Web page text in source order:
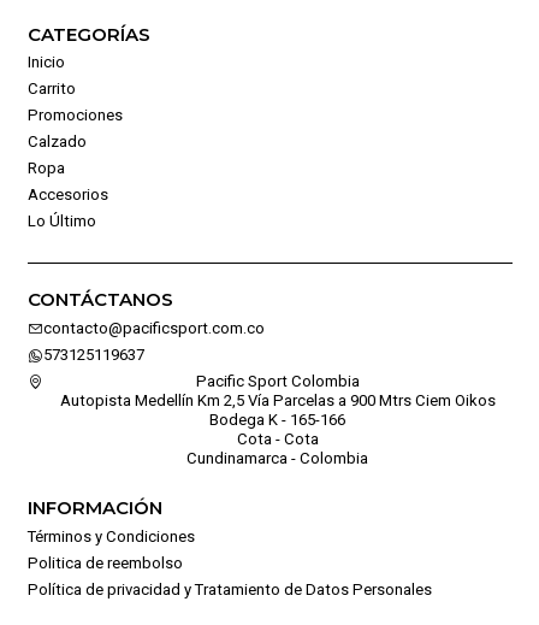
CATEGORÍAS
Inicio
Carrito
Promociones
Calzado
Ropa
Accesorios
Lo Último
CONTÁCTANOS
contacto@pacificsport.com.co
573125119637
Pacific Sport Colombia
Autopista Medellín Km 2,5 Vía Parcelas a 900 Mtrs Ciem Oikos
Bodega K - 165-166
Cota - Cota
Cundinamarca - Colombia
INFORMACIÓN
Términos y Condiciones
Politica de reembolso
Política de privacidad y Tratamiento de Datos Personales